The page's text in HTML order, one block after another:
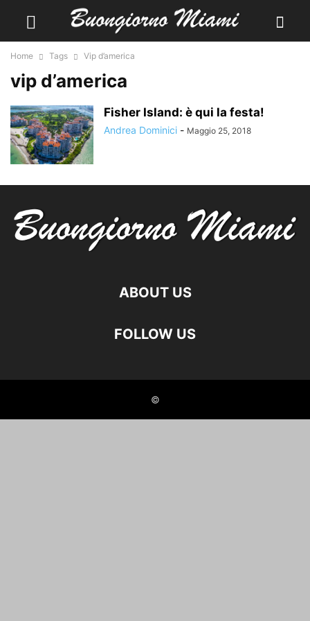
Home Tags Vip d’america
vip d’america
Fisher Island: è qui la festa!
Andrea Dominici - Maggio 25, 2018
ABOUT US
FOLLOW US
©